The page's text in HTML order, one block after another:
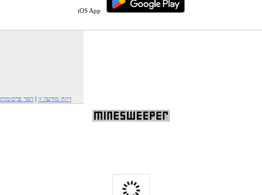
iOS App
הסר פרסומות | דווח מודעה זו